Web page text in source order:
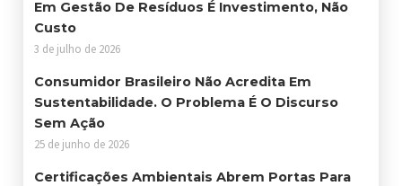
Em Gestão De Resíduos É Investimento, Não
Custo
3 de julho de 2026
Consumidor Brasileiro Não Acredita Em
Sustentabilidade. O Problema É O Discurso
Sem Ação
25 de junho de 2026
Certificações Ambientais Abrem Portas Para